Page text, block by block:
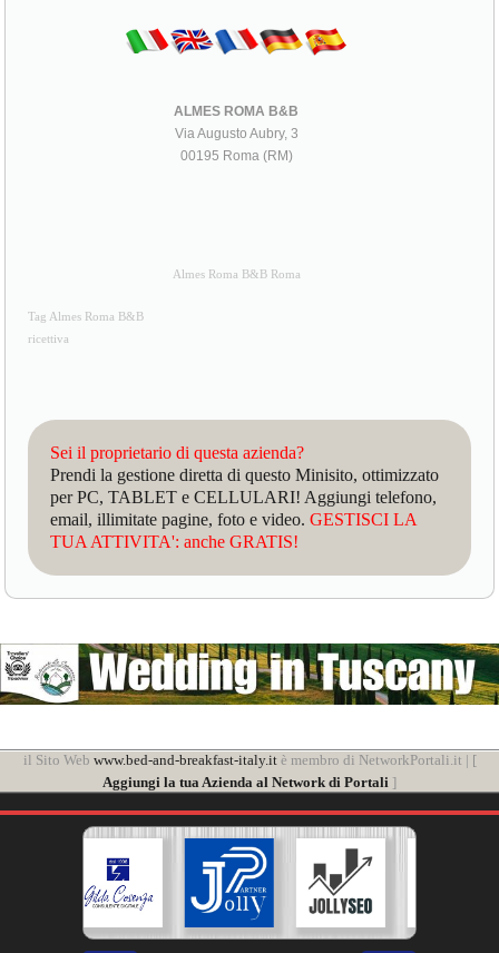
ALMES ROMA B&B
Via Augusto Aubry, 3
00195 Roma (RM)
Almes Roma B&B Roma
Tag Almes Roma B&B
ricettiva
Sei il proprietario di questa azienda?
Prendi la gestione diretta di questo Minisito, ottimizzato
per PC, TABLET e CELLULARI! Aggiungi telefono,
email, illimitate pagine, foto e video.GESTISCI LA
TUA ATTIVITA': anche GRATIS!
il Sito Web www.bed-and-breakfast-italy.itè membro di NetworkPortali.it | [
Aggiungi la tua Azienda al Network di Portali ]